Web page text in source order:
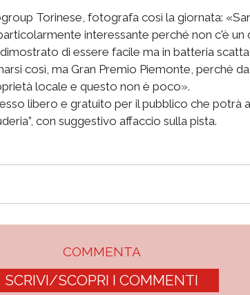
Torinese, fotografa così la giornata:
interessante perché non c'è
di essere facile ma in batteria
così, ma Gran Premio Piemonte, perché
locale e questo non è poco».
libero e gratuito per il pubblico che potrà
con suggestivo affaccio sulla pista.
COMMENTA
SCRIVI/SCOPRI I COMMENTI